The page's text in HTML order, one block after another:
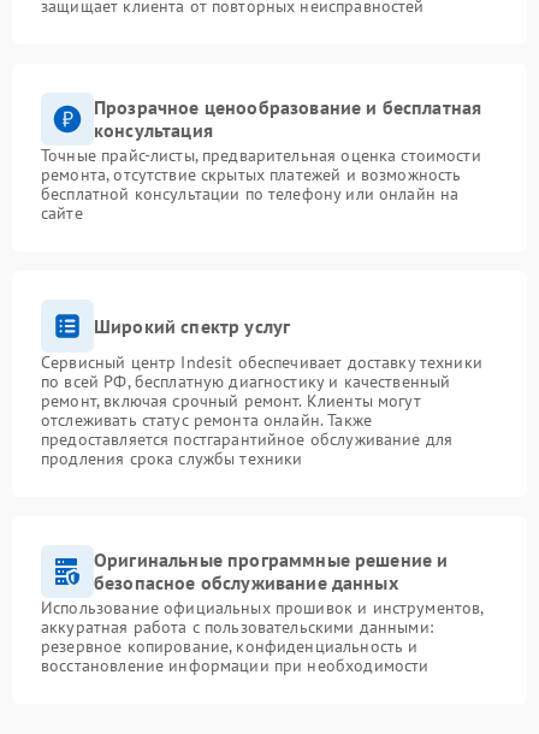
защищает клиента от повторных неисправностей
Прозрачное ценообразование и бесплатная
консультация
Точные прайс-листы, предварительная оценка стоимости
ремонта, отсутствие скрытых платежей и возможность
бесплатной консультации по телефону или онлайн на
сайте
Широкий спектр услуг
Сервисный центр Indesit обеспечивает доставку техники
по всей РФ, бесплатную диагностику и качественный
ремонт, включая срочный ремонт. Клиенты могут
отслеживать статус ремонта онлайн. Также
предоставляется постгарантийное обслуживание для
продления срока службы техники
Оригинальные программные решение и
безопасное обслуживание данных
Использование официальных прошивок и инструментов,
аккуратная работа с пользовательскими данными:
резервное копирование, конфиденциальность и
восстановление информации при необходимости